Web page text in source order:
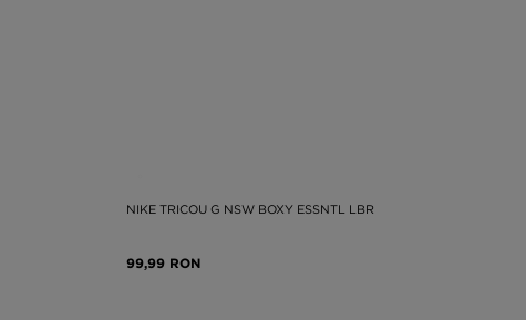
NIKE TRICOU G NSW BOXY ESSNTL LBR
99,99 RON